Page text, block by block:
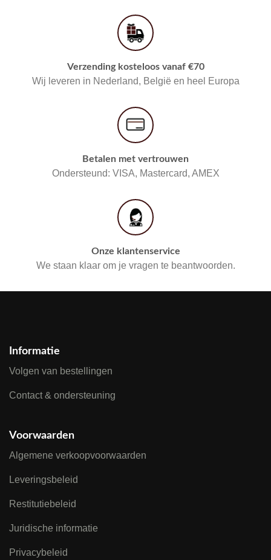
Verzending kosteloos vanaf €70
Wij leveren in Nederland, België en heel Europa
Betalen met vertrouwen
Ondersteund: VISA, Mastercard, AMEX
Onze klantenservice
We staan klaar om je vragen te beantwoorden.
Informatie
Volgen van bestellingen
Contact & ondersteuning
Voorwaarden
Algemene verkoopvoorwaarden
Leveringsbeleid
Restitutiebeleid
Juridische informatie
Privacybeleid